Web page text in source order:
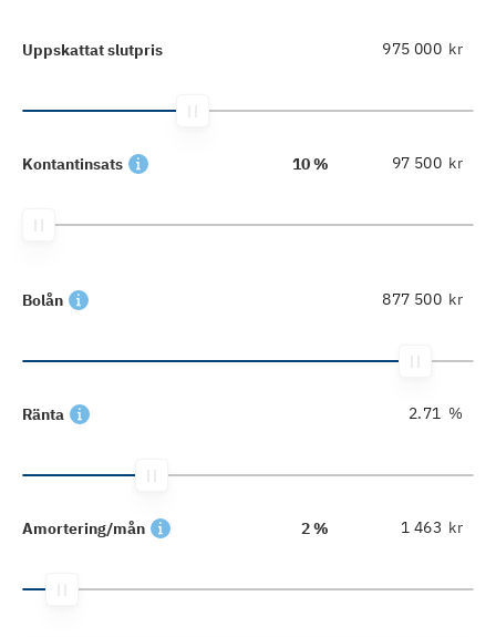
Uppskattat slutpris kr
Kontantinsats 10 % kr
Bolån kr
Ränta %
Amortering/mån 2 % kr